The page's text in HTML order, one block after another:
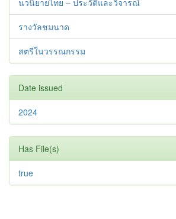
นวนิยายไทย – ประวัติและวิจารณ์
รางวัลชมนาด
สตรีในวรรณกรรม
Date issued
2024
Has File(s)
true